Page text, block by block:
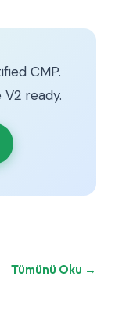
CMP.
V2 ready.
Tümünü Oku →